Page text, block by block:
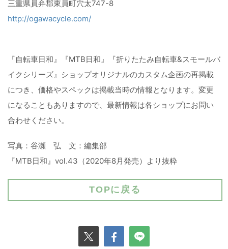
三重県員弁郡東員町穴太747-8
http://ogawacycle.com/
『自転車日和』『MTB日和』『折りたたみ自転車&スモールバ
イクシリーズ』ショップオリジナルのカスタム企画の再掲載
につき、価格やスペックは掲載当時の情報となります。変更
になることもありますので、最新情報は各ショップにお問い
合わせください。
写真：谷瀬 弘 文：編集部
『MTB日和』vol.43（2020年8月発売）より抜粋
TOPに戻る